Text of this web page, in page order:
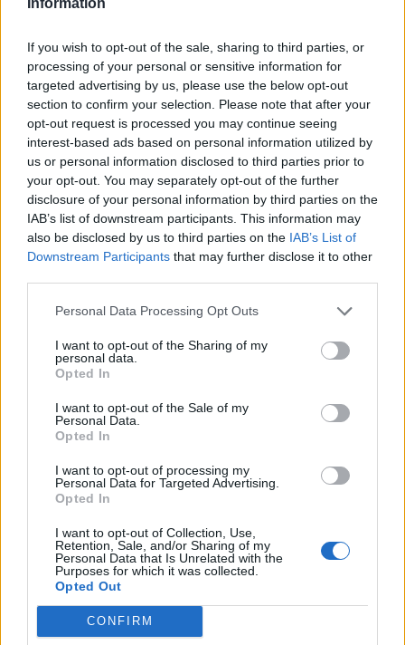
If you wish to opt-out of the sale, sharing to third parties, or
processing of your personal or sensitive information for
targeted advertising by us, please use the below opt-out
section to confirm your selection. Please note that after your
opt-out request is processed you may continue seeing
interest-based ads based on personal information utilized by
us or personal information disclosed to third parties prior to
your opt-out. You may separately opt-out of the further
disclosure of your personal information by third parties on the
IAB’s list of downstream participants. This information may
also be disclosed by us to third parties on the IAB’s List of
Downstream Participants that may further disclose it to other
Personal Data Processing Opt Outs
I want to opt-out of the Sharing of my
personal data.
Opted In
I want to opt-out of the Sale of my
Personal Data.
Opted In
I want to opt-out of processing my
Personal Data for Targeted Advertising.
Opted In
I want to opt-out of Collection, Use,
Retention, Sale, and/or Sharing of my
Personal Data that Is Unrelated with the
Purposes for which it was collected.
Opted Out
CONFIRM
A kislány, akit nem védett meg senki –
Lyhanna története
T. Barnett: Gyilkosság a Garda-tónál 12.
rész
T. szereti a fiatal lányokat 13. rész
Minka 10. rész
Máltai kaland 7.
10 tanács, ha jobban akarod érezni magad